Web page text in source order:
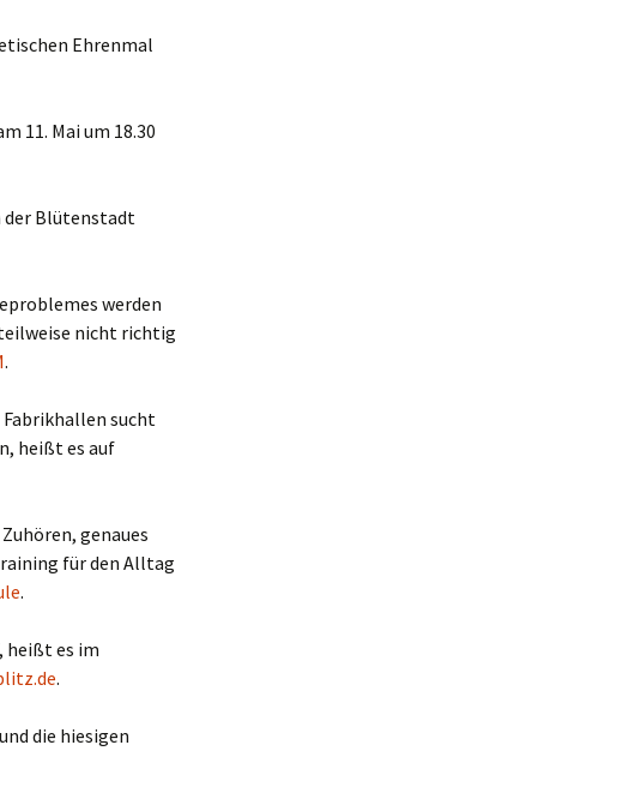
Ehrenmal
11. Mai um 18.30
der Blütenstadt
werden
nicht richtig
.
Fabrikhallen sucht
heißt es auf
genaues
für den Alltag
.
heißt es im
.
die hiesigen